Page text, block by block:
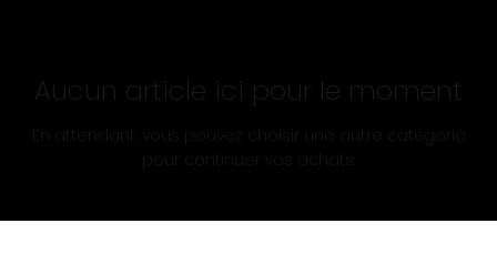
Aucun article ici pour le moment
En attendant, vous pouvez choisir une autre catégorie
pour continuer vos achats.